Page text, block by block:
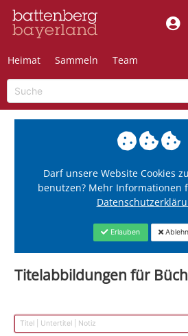
Heimat Sammeln Team
Darf unsere Website Cookies
benutzen? Mehr Informationen
Erlauben
Titelabbildungen für